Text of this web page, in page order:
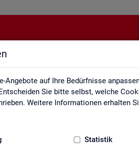
Angebote auf Ihre Bedürfnisse
Sie bitte selbst, welche
Weitere Informationen erhalten
Statistik
Kontakt, Feedback